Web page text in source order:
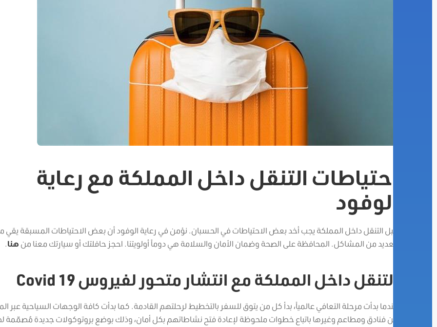
احتياطات التنقل داخل المملكة مع رعاية
الوفود
قبل التنقل داخل المملكة يجب أخد بعض الاحتياطات في الحسبان. نؤمن في رعاية الوفود أن بعض الاحتياطات المسبقة يقي
العديد من المشاكل. المحافظة على الصحة وضمان الأمان والسلامة هي دوماً أولويتنا. احجز حافلتك أو سيارتك معنا من هنا.
التنقل داخل المملكة مع انتشار متحور لفيروس Covid 19
عندما بدأت مرحلة التعافي عالمياً، بدأ كل من يتوق للسفر بالتخطيط لرحلتهم القادمة. كما بدأت كافة الوجهات السياحية عبر
من فنادق ومطاعم وغيرها باتباع خطوات ملحوظة لإعادة فتح نشاطاتهم بكل أمان، وذلك بوضع بروتوكولات جديدة مُصمّمة